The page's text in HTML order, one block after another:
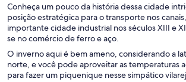
e
e
m
m
a
n
Conheça um pouco da história dessa cidade
posição estratégica para o transporte nos
importante cidade industrial nos séculos XIII e
se no comércio de ferro e aço.
O inverno aqui é bem ameno, considerando a
norte, e você pode aproveitar as temperaturas
para fazer um piquenique nesse simpático